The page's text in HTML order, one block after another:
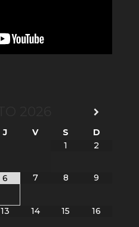
J V S
D
1
2
6 7 8 9
13 14 15 16